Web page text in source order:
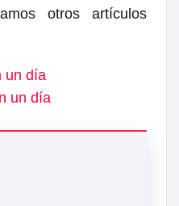
otros artículos
un día
un día